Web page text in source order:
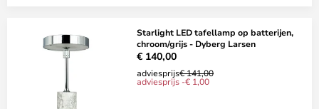
Starlight LED tafellamp op batterijen,
chroom/grijs - Dyberg Larsen
€ 140,00
adviesprijs€ 141,00
adviesprijs -€ 1,00